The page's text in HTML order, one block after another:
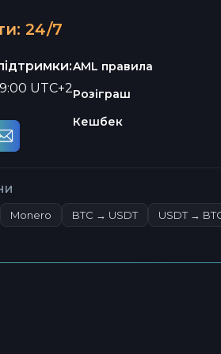
24/7
UTC+2
AML правила
Розіграш
Кешбек
Monero BTC → USDT USDT →